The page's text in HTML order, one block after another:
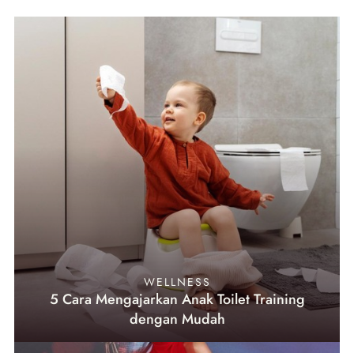
WELLNESS
5 Cara Mengajarkan Anak Toilet Training
dengan Mudah